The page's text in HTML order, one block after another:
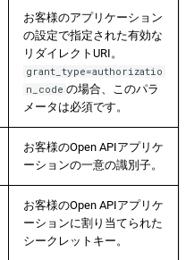
お客様のアプリケーション
の設定で指定された有効な
リダイレクトURI。
grant_type=authorizatio
n_code の場合、このパラ
メータは必須です。
お客様のOpen APIアプリケ
ーションの一意の識別子。
お客様のOpen APIアプリケ
ーションに割り当てられた
シークレットキー。